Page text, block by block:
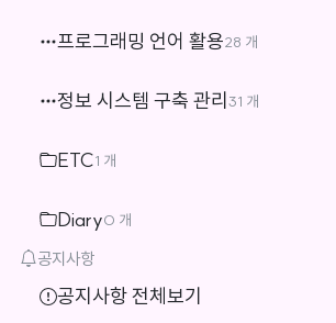
프로그래밍 언어 활용28 개
정보 시스템 구축 관리31 개
ETC1 개
Diary0 개
공지사항
공지사항 전체보기